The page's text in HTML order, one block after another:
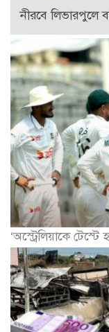
নীরবে লিভারপুলে
‘অস্ট্রেলিয়াকে